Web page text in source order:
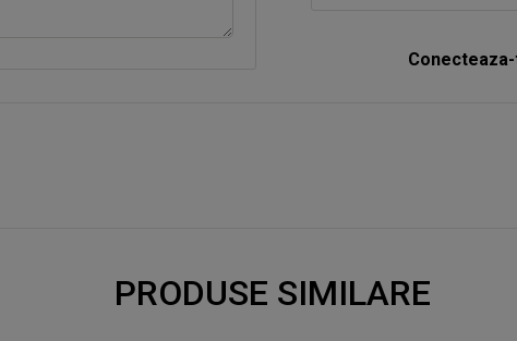
PRODUSE SIMILARE